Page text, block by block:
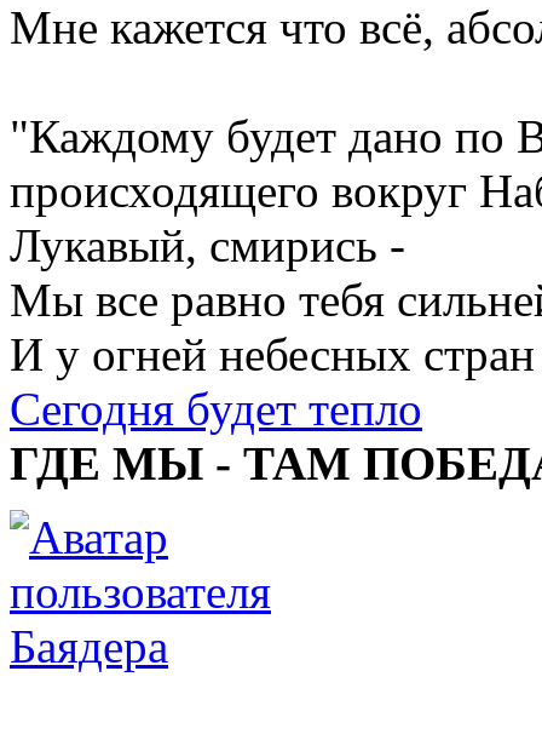
Мне кажется что всё,
"Каждому будет дано по
происходящего вокруг
Лукавый, смирись -
Мы все равно тебя
И у огней небесных стран
Сегодня будет тепло
ГДЕ МЫ - ТАМ
Баядера